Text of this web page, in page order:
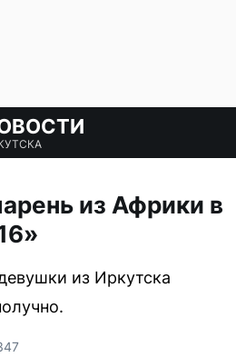
из Африки в
из Иркутска